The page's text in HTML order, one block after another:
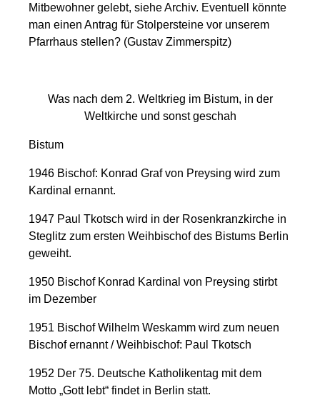
Mitbewohner gelebt, siehe Archiv. Eventuell könnte
man einen Antrag für Stolpersteine vor unserem
Pfarrhaus stellen? (Gustav Zimmerspitz)
Was nach dem 2. Weltkrieg im Bistum, in der
Weltkirche und sonst geschah
Bistum
1946 Bischof: Konrad Graf von Preysing wird zum
Kardinal ernannt.
1947 Paul Tkotsch wird in der Rosenkranzkirche in
Steglitz zum ersten Weihbischof des Bistums Berlin
geweiht.
1950 Bischof Konrad Kardinal von Preysing stirbt
im Dezember
1951 Bischof Wilhelm Weskamm wird zum neuen
Bischof ernannt / Weihbischof: Paul Tkotsch
1952 Der 75. Deutsche Katholikentag mit dem
Motto „Gott lebt“ findet in Berlin statt.